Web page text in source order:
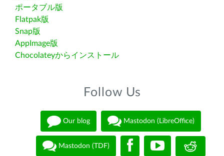
ポータブル版
Flatpak版
Snap版
AppImage版
Chocolateyからインストール
Follow Us
Our blog Mastodon (LibreOffice)
Mastodon (TDF)